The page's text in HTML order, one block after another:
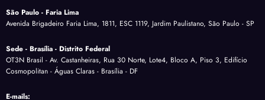
São Paulo - Faria Lima
Avenida Brigadeiro Faria Lima, 1811, ESC 1119, Jardim Paulistano, São Paulo - SP
Sede - Brasília - Distrito Federal
OT3N Brasil - Av. Castanheiras, Rua 30 Norte, Lote4, Bloco A, Piso 3, Edifício
Cosmopolitan - Águas Claras - Brasília - DF
E-mails: